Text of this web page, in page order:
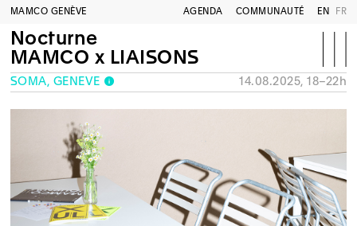
MAMCO GENÈVE AGENDA COMMUNAUTÉ EN FR
Nocturne
MAMCO x LIAISONS
SOMA, GENÈVE 14.08.2025, 18–22h